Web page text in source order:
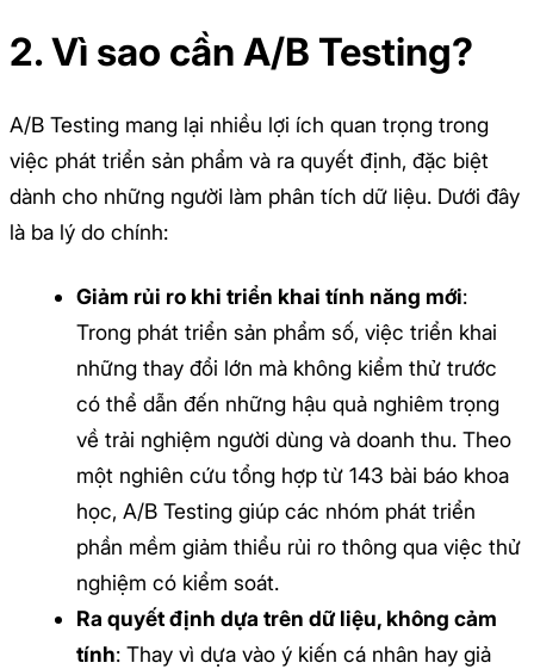
2. Vì sao cần A/B Testing?
A/B Testing mang lại nhiều lợi ích quan trọng trong
việc phát triển sản phẩm và ra quyết định, đặc biệt
dành cho những người làm phân tích dữ liệu. Dưới đây
là ba lý do chính:
Giảm rủi ro khi triển khai tính năng mới:
Trong phát triển sản phẩm số, việc triển khai
những thay đổi lớn mà không kiểm thử trước
có thể dẫn đến những hậu quả nghiêm trọng
về trải nghiệm người dùng và doanh thu. Theo
một nghiên cứu tổng hợp từ 143 bài báo khoa
học, A/B Testing giúp các nhóm phát triển
phần mềm giảm thiểu rủi ro thông qua việc thử
nghiệm có kiểm soát.
Ra quyết định dựa trên dữ liệu, không cảm
tính: Thay vì dựa vào ý kiến cá nhân hay giả